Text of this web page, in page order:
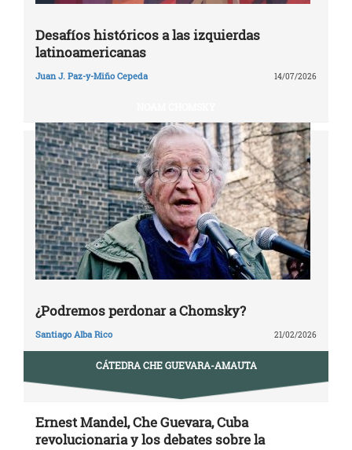
Desafíos históricos a las izquierdas
latinoamericanas
Juan J. Paz-y-Miño Cepeda 14/07/2026
¿Podremos perdonar a Chomsky?
Santiago Alba Rico 21/02/2026
CÁTEDRA CHE GUEVARA-AMAUTA
Ernest Mandel, Che Guevara, Cuba
revolucionaria y los debates sobre la